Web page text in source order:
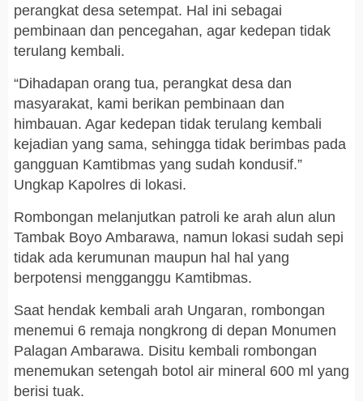
perangkat desa setempat. Hal ini sebagai
pembinaan dan pencegahan, agar kedepan tidak
terulang kembali.
“Dihadapan orang tua, perangkat desa dan
masyarakat, kami berikan pembinaan dan
himbauan. Agar kedepan tidak terulang kembali
kejadian yang sama, sehingga tidak berimbas pada
gangguan Kamtibmas yang sudah kondusif.”
Ungkap Kapolres di lokasi.
Rombongan melanjutkan patroli ke arah alun alun
Tambak Boyo Ambarawa, namun lokasi sudah sepi
tidak ada kerumunan maupun hal hal yang
berpotensi mengganggu Kamtibmas.
Saat hendak kembali arah Ungaran, rombongan
menemui 6 remaja nongkrong di depan Monumen
Palagan Ambarawa. Disitu kembali rombongan
menemukan setengah botol air mineral 600 ml yang
berisi tuak.